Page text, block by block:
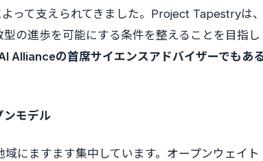
って支えられてきました。Project Tapestryは
の進歩を可能にする条件を整えることを目指し
Allianceの首席サイエンスアドバイザーでもあ
ンモデル
にますます集中しています。オープンウェイト